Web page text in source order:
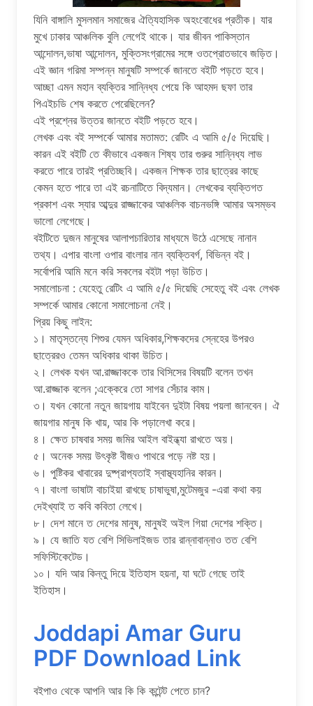
যিনি বাঙ্গালি মুসলমান সমাজের ঐত্যিহাসিক অহংবোধের প্রতীক। যার
মুখে ঢাকার আঞ্চলিক বুলি লেগেই থাকে। যার জীবন পাকিস্তান
আন্দোলন,ভাষা আন্দোলন, মুক্তিসংগ্রামের সঙ্গে ওতপ্রোতভাবে জড়িত।
এই জ্ঞান গরিমা সম্পন্ন মানুষটি সম্পর্কে জানতে বইটি পড়তে হবে।
আচ্ছা এমন মহান ব্যক্তির সান্নিধ্য পেয়ে কি আহমদ ছফা তার
পিএইচডি শেষ করতে পেরেছিলেন?
এই প্রশ্নের উত্তর জানতে বইটি পড়তে হবে।
লেখক এবং বই সম্পর্কে আমার মতামত: রেটিং এ আমি ৫/৫ দিয়েছি।
কারন এই বইটি তে কীভাবে একজন শিষ্য তার গুরুর সান্নিধ্য লাভ
করতে পারে তারই প্রতিচ্ছবি। একজন শিক্ষক তার ছাত্রের কাছে
কেমন হতে পারে তা এই রচনাটিতে বিদ্যমান। লেখকের ব্যক্তিগত
প্রকাশ এবং স্যার আব্দুর রাজ্জাকের আঞ্চলিক বাচনভঙ্গি আমার অসম্ভব
ভালো লেগেছে।
বইটিতে দুজন মানুষের আলাপচারিতার মাধ্যমে উঠে এসেছে নানান
তথ্য। এপার বাংলা ওপার বাংলার নান ব্যক্তিবর্গ, বিভিন্ন বই।
সর্বোপরি আমি মনে করি সকলের বইটা পড়া উচিত।
সমালোচনা : যেহেতু রেটিং এ আমি ৫/৫ দিয়েছি সেহেতু বই এবং লেখক
সম্পর্কে আমার কোনো সমালোচনা নেই।
প্রিয় কিছু লাইন:
১। মাতৃস্তন্যে শিশুর যেমন অধিকার,শিক্ষকদের স্নেহের উপরও
ছাত্রেরও তেমন অধিকার থাকা উচিত।
২। লেখক যখন আ.রাজ্জাককে তার থিসিসের বিষয়টি বলেন তখন
আ.রাজ্জাক বলেন ;এক্কেরে তো সাগর সেঁচার কাম।
৩। যখন কোনো নতুন জায়গায় যাইবেন দুইটা বিষয় পয়লা জানবেন। ঐ
জায়গার মানুষ কি খায়, আর কি পড়ালেখা করে।
৪। ক্ষেত চাষবার সময় জমির আইল বাইন্ধ্যা রাখতে অয়।
৫। অনেক সময় উৎকৃষ্ট বীজও পাথরে পড়ে নষ্ট হয়।
৬। পুষ্টিকর খাবারের দুষ্প্রাপ্যতাই স্বাস্থ্যহানির কারন।
৭। বাংলা ভাষাটা বাচাইয়া রাখছে চাষাভুষা,মুটেমজুর -এরা কথা কয়
দেইখ্যাই ত কবি কবিতা লেখে।
৮। দেশ মানে ত দেশের মানুষ, মানুষই অইল গিয়া দেশের শক্তি।
৯। যে জাতি যত বেশি সিভিলাইজড তার রান্নাবান্নাও তত বেশি
সফিস্টিকেটেড।
১০। যদি আর কিন্তু দিয়ে ইতিহাস হয়না, যা ঘটে গেছে তাই
ইতিহাস।
Joddapi Amar Guru
PDF Download Link
বইপাও থেকে আপনি আর কি কি কন্টেন্ট পেতে চান?